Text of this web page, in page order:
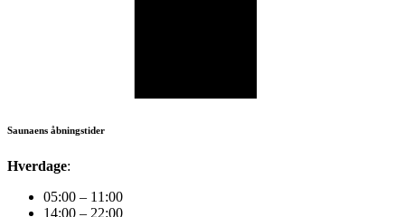
Saunaens åbningstider
Hverdage:
05:00 – 11:00
14:00 – 22:00